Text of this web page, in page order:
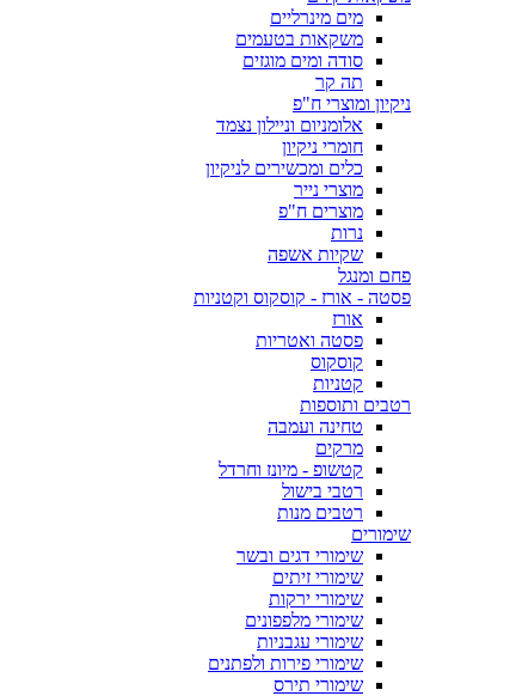
מים מינרליים
משקאות בטעמים
סודה ומים מוגזים
תה קר
ניקיון ומוצרי ח"פ
אלומניום וניילון נצמד
חומרי ניקיון
כלים ומכשירים לניקיון
מוצרי נייר
מוצרים ח"פ
נרות
שקיות אשפה
פחם ומנגל
פסטה - אורז - קוסקוס וקטניות
אורז
פסטה ואטריות
קוסקוס
קטניות
רטבים ותוספות
טחינה ועמבה
מרקים
קטשופ - מיונז וחרדל
רטבי בישול
רטבים מנות
שימורים
שימורי דגים ובשר
שימורי זיתים
שימורי ירקות
שימורי מלפפונים
שימורי עגבניות
שימורי פירות ולפתנים
שימורי תירס